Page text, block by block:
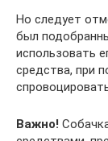
Но следует
был
использовать
средства, при
Важно!